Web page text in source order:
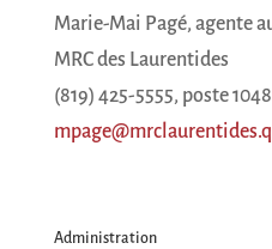
Marie-Mai Pagé, agente
MRC des Laurentides
(819) 425-5555, poste 1048
Administration
*
JE